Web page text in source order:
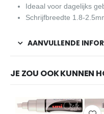
Ideaal voor dagelijks
Schrijfbreedte 1.8-
AANVULLENDE
JE ZOU OOK KUNNEN